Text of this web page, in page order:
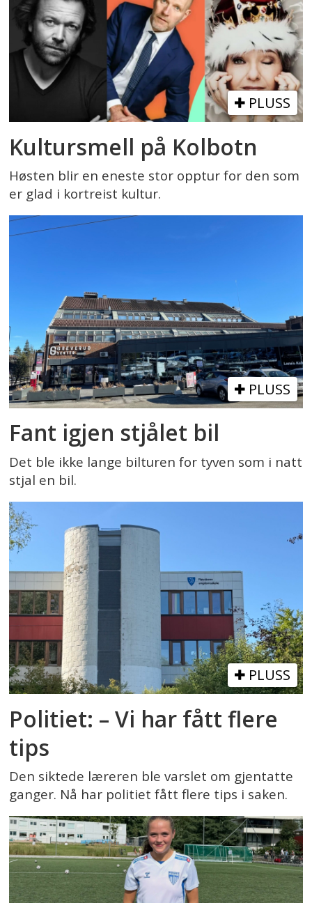
PLUSS
Kultursmell på Kolbotn
Høsten blir en eneste stor opptur for den som
er glad i kortreist kultur.
PLUSS
Fant igjen stjålet bil
Det ble ikke lange bilturen for tyven som i natt
stjal en bil.
PLUSS
Politiet: – Vi har fått flere
tips
Den siktede læreren ble varslet om gjentatte
ganger. Nå har politiet fått flere tips i saken.